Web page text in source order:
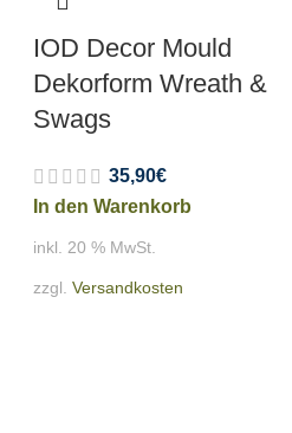
IOD Decor Mould
Dekorform Wreath &
Swags
35,90€
In den Warenkorb
inkl. 20 % MwSt.
zzgl. Versandkosten